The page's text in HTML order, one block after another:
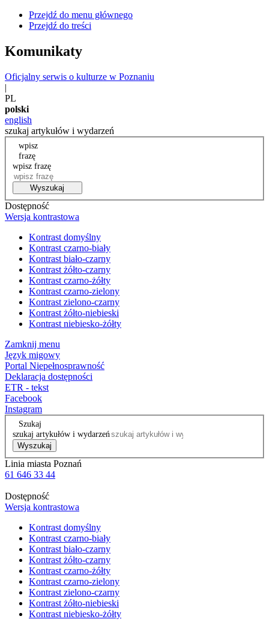
Przejdź do menu głównego
Przejdź do treści
Komunikaty
Oficjalny serwis o kulturze w Poznaniu
|
PL
polski
english
szukaj artykułów i wydarzeń
wpisz
frazę
wpisz frazę
Wyszukaj
Dostępność
Wersja kontrastowa
Kontrast domyślny
Kontrast czarno-biały
Kontrast biało-czarny
Kontrast żółto-czarny
Kontrast czarno-żółty
Kontrast czarno-zielony
Kontrast zielono-czarny
Kontrast żółto-niebieski
Kontrast niebiesko-żółty
Zamknij menu
Język migowy
Portal Niepełnosprawność
Deklaracja dostępności
ETR - tekst
Facebook
Instagram
Szukaj
szukaj artykułów i wydarzeń
Wyszukaj
Linia miasta Poznań
61 646 33 44
Dostępność
Wersja kontrastowa
Kontrast domyślny
Kontrast czarno-biały
Kontrast biało-czarny
Kontrast żółto-czarny
Kontrast czarno-żółty
Kontrast czarno-zielony
Kontrast zielono-czarny
Kontrast żółto-niebieski
Kontrast niebiesko-żółty